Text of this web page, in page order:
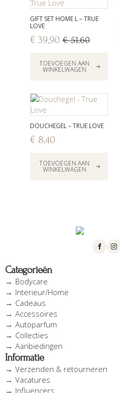
GIFT SET HOME L – TRUE
LOVE
€51,60
Oorspronkelijke
was:
€ 39,90
Huidige
TOEVOEGEN AAN
WINKELWAGEN
DOUCHEGEL – TRUE LOVE
€ 8,40
TOEVOEGEN AAN
WINKELWAGEN
Categorieën
Bodycare
Interieur/Home
Cadeaus
Accessoires
Autoparfum
Collecties
Aanbiedingen
Informatie
Verzenden & retourneren
Vacatures
Influencers